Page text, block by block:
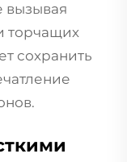
вызывая
торчащих
сохранить